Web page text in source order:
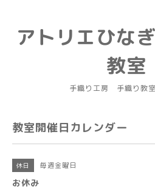
アトリエひな
教室
手織り工房 手織り教
教室開催日カレンダー
休日 毎週金曜日
お休み